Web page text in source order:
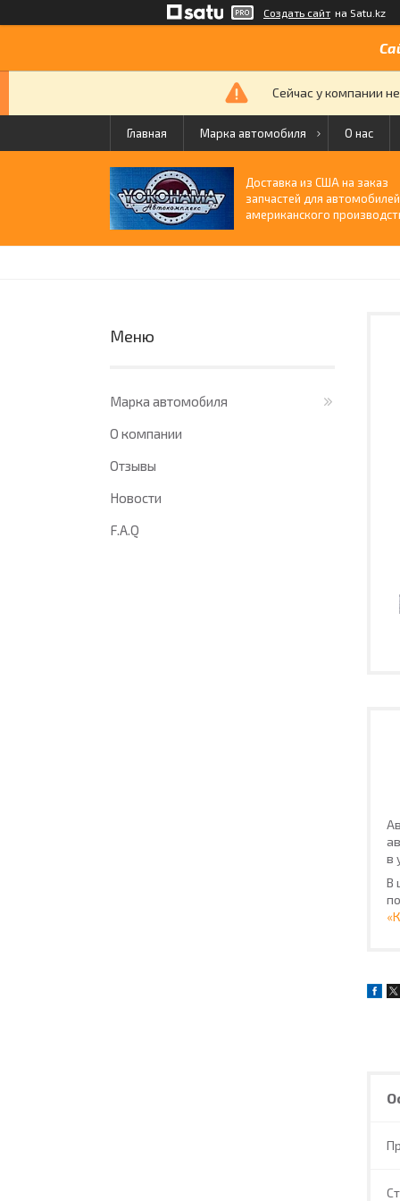
Создать сайт на Satu.kz
Сейчас у компании
Главная Марка автомобиля О нас
Доставка из США на заказ
запчастей для автомобилей
американского
в
В
Марка автомобиля
О компании
Отзывы
Новости
F.A.Q